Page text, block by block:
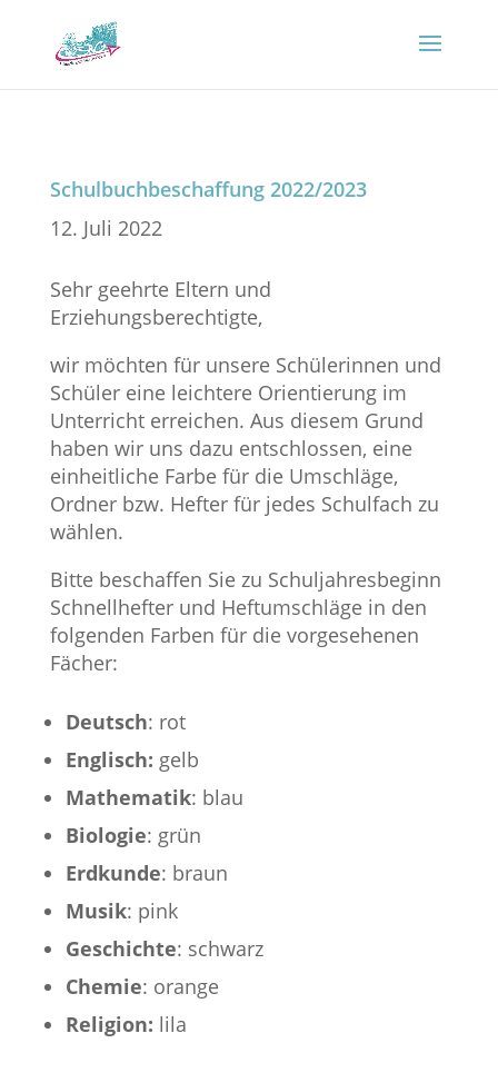
Schulbuchbeschaffung 2022/2023
12. Juli 2022
Sehr geehrte Eltern und
Erziehungsberechtigte,
wir möchten für unsere Schülerinnen und
Schüler eine leichtere Orientierung im
Unterricht erreichen. Aus diesem Grund
haben wir uns dazu entschlossen, eine
einheitliche Farbe für die Umschläge,
Ordner bzw. Hefter für jedes Schulfach zu
wählen.
Bitte beschaffen Sie zu Schuljahresbeginn
Schnellhefter und Heftumschläge in den
folgenden Farben für die vorgesehenen
Fächer:
Deutsch: rot
Englisch: gelb
Mathematik: blau
Biologie: grün
Erdkunde: braun
Musik: pink
Geschichte: schwarz
Chemie: orange
Religion: lila